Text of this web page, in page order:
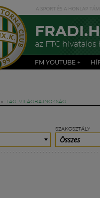
az FTC
FM YOUTUBE +
» TAG: VILÁGBAJNOKSÁG
SZAKOSZTÁLY
Összes